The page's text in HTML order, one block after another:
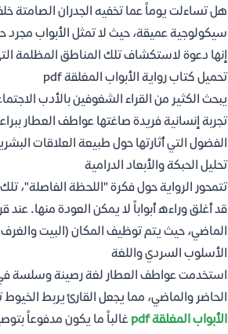
هل تساءلت يوماً عما تخفيه الجدران الصامتة
سيكولوجية عميقة، حيث لا تمثل الأبواب مجرد
إنها دعوة لاستكشاف تلك المناطق المظلمة
تحميل كتاب رواية الأبواب المغلقة pdf
يبحث الكثير من القراء الشغوفين بالأدب
تجربة إنسانية فريدة صاغتها عواطف العطار
الفضول التي أثارتها حول طبيعة العلاقات
تحليل الحبكة والأبعاد الدرامية
تتمحور الرواية حول فكرة "اللحظة الفاصلة"،
قد أغلق وراءه أبواباً لا يمكن العودة منها. عند
الماضي، حيث يتم توظيف المكان (البيت
الأسلوب السردي واللغة
استخدمت عواطف العطار لغة رصينة وسلسة في
الحاضر والماضي، مما يجعل القارئ يربط
الأبواب المغلقة pdf
غالباً ما يكون مدفوعاً